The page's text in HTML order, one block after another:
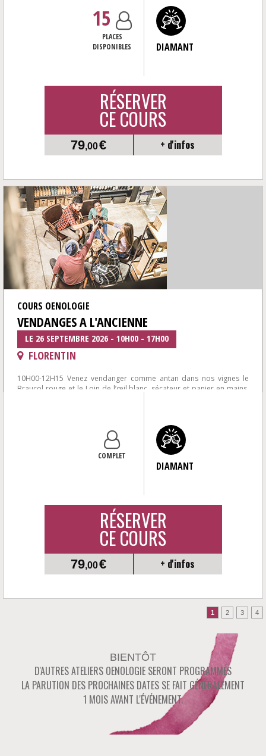
15
PLACES
DISPONIBLES
DIAMANT
RÉSERVER
CE COURS
79,00€ + d'infos
COURS OENOLOGIE
VENDANGES A L'ANCIENNE
LE 26 SEPTEMBRE 2026 - 10H00 - 17H00
FLORENTIN
10H00-12H15 Venez vendanger comme antan dans nos vignes le
Braucol rouge et le Loin de l’œil blanc, sécateur et panier en mains,
COMPLET
DIAMANT
RÉSERVER
CE COURS
79,00€ + d'infos
BIENTÔT
D'AUTRES ATELIERS OENOLOGIE SERONT PROGRAMMÉS
LA PARUTION DES PROCHAINES DATES SE FAIT GÉNÉRALEMENT
1 MOIS AVANT L'ÉVÉNEMENT.